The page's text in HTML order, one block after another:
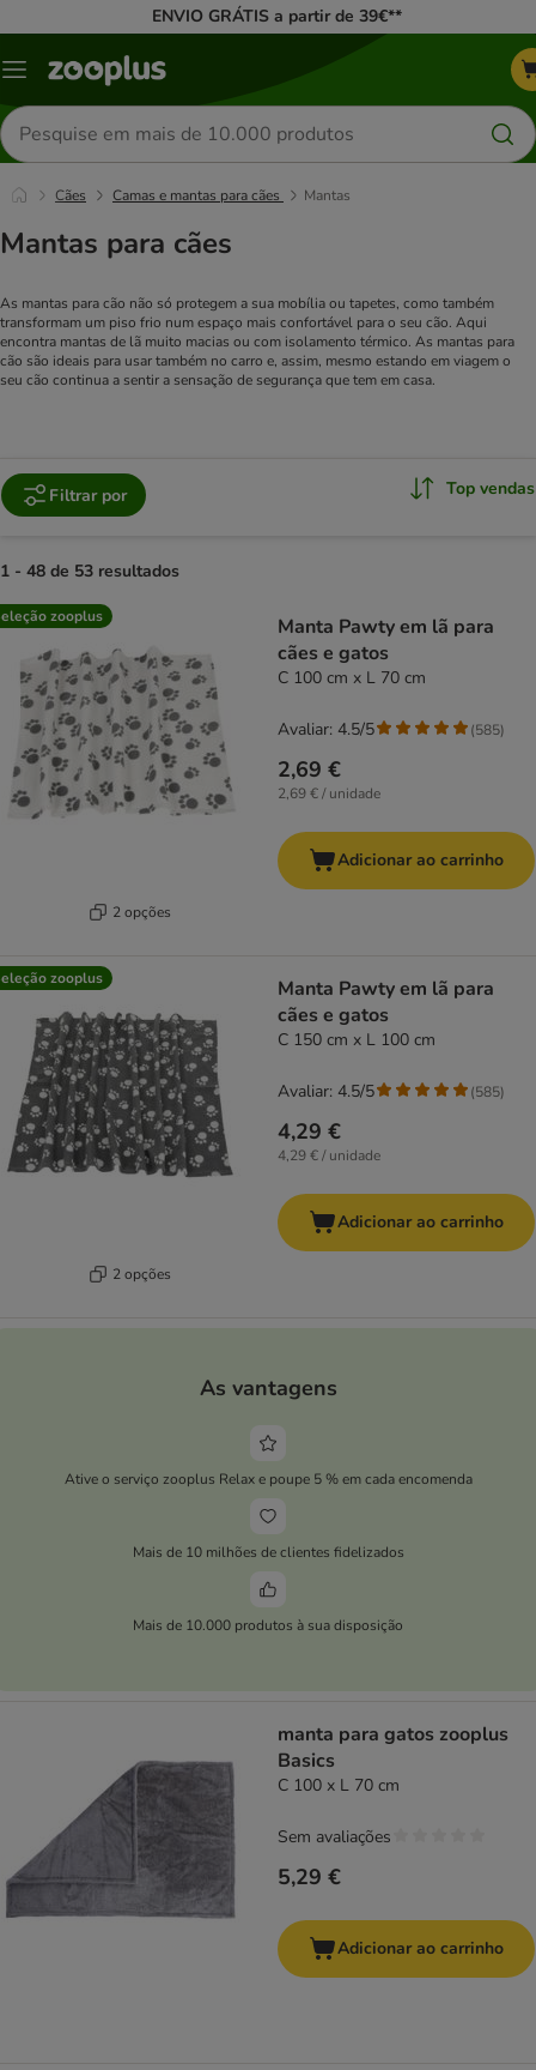
ENVIO GRÁTIS a partir de 39€**
Menu
Pesquisar
produtos
Cães Camas e mantas para cães Mantas
Mantas para cães
As mantas para cão não só protegem a sua mobília ou tapetes, como também
transformam um piso frio num espaço mais confortável para o seu cão. Aqui
encontra mantas de lã muito macias ou com isolamento térmico. As mantas para
cão são ideais para usar também no carro e, assim, mesmo estando em viagem o
seu cão continua a sentir a sensação de segurança que tem em casa.
Filtrar por Top vendas
1 - 48 de 53 resultados
product items have been changed
zooplus
2 opções
Manta Pawty em lã para
cães e gatos
C 100 cm x L 70 cm
2,69 €
2,69 € / unidade
Avaliar: 4.5/5 (585)
Adicionar ao carrinho
zooplus
2 opções
Manta Pawty em lã para
cães e gatos
C 150 cm x L 100 cm
4,29 €
4,29 € / unidade
Avaliar: 4.5/5 (585)
Adicionar ao carrinho
As vantagens
Ative o serviço zooplus Relax e poupe 5 % em cada encomenda
Mais de 10 milhões de clientes fidelizados
Mais de 10.000 produtos à sua disposição
manta para gatos zooplus
Basics
C 100 x L 70 cm
5,29 €
Sem avaliações
Adicionar ao carrinho